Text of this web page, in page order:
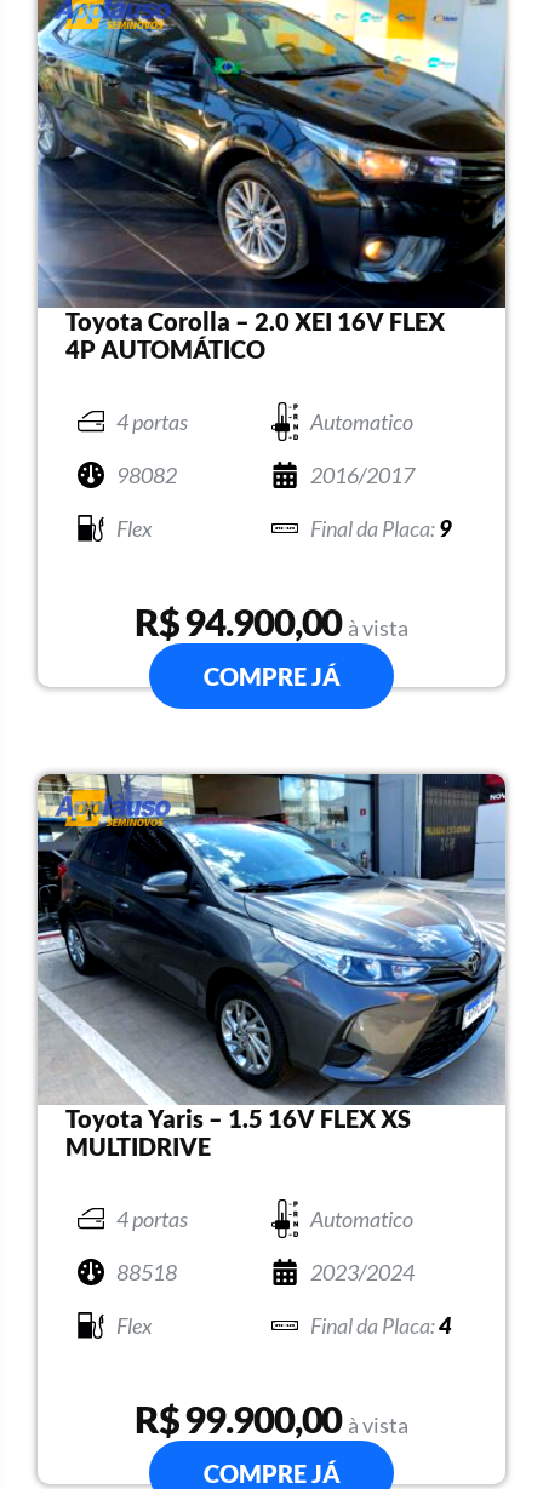
Toyota Corolla – 2.0 XEI 16V FLEX
4P AUTOMÁTICO
4 portas
Automatico
98082
2016/2017
Flex
9
R$ 94.900,00 à vista
COMPRE JÁ
Toyota Yaris – 1.5 16V FLEX XS
MULTIDRIVE
4 portas
Automatico
88518
2023/2024
Flex
4
R$ 99.900,00 à vista
COMPRE JÁ